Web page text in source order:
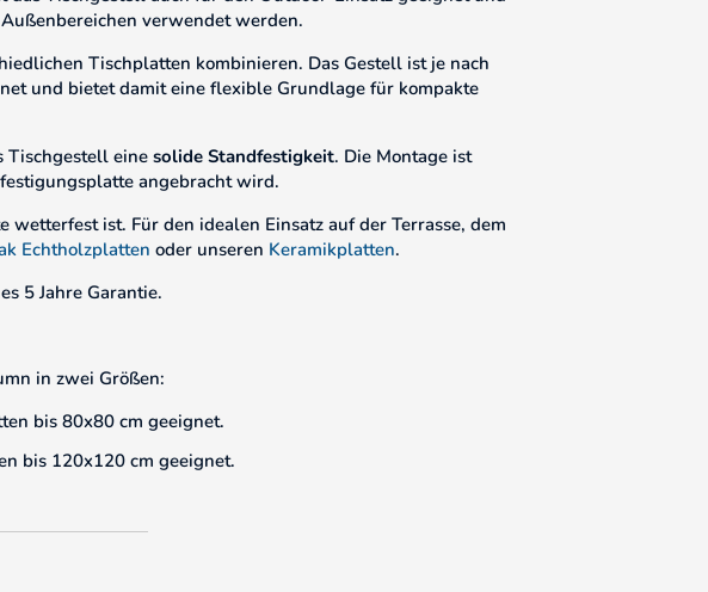
verwendet werden.
Tischplatten kombinieren. Das Gestell ist je nach
und bietet damit eine flexible Grundlage für kompakte
Tischgestell eine solide Standfestigkeit. Die Montage ist
angebracht wird.
ist. Für den idealen Einsatz auf der Terrasse, dem
Echtholzplatten oder unseren Keramikplatten.
5 Jahre Garantie.
in zwei Größen:
bis 80x80 cm geeignet.
bis 120x120 cm geeignet.